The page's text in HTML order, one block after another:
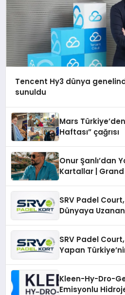
Tencent Hy3 dünya
sunuldu
Mars
Haftası” çağrısı
Onur Şanlı’dan
Kartallar |
SRV Padel
Dünyaya
SRV Padel
Yapan
Kleen-Hy-Dro-
Emisyonlu